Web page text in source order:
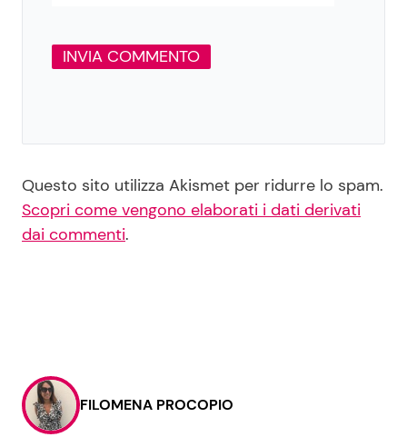
Questo sito utilizza Akismet per ridurre lo spam.
Scopri come vengono elaborati i dati derivati
dai commenti.
FILOMENA PROCOPIO